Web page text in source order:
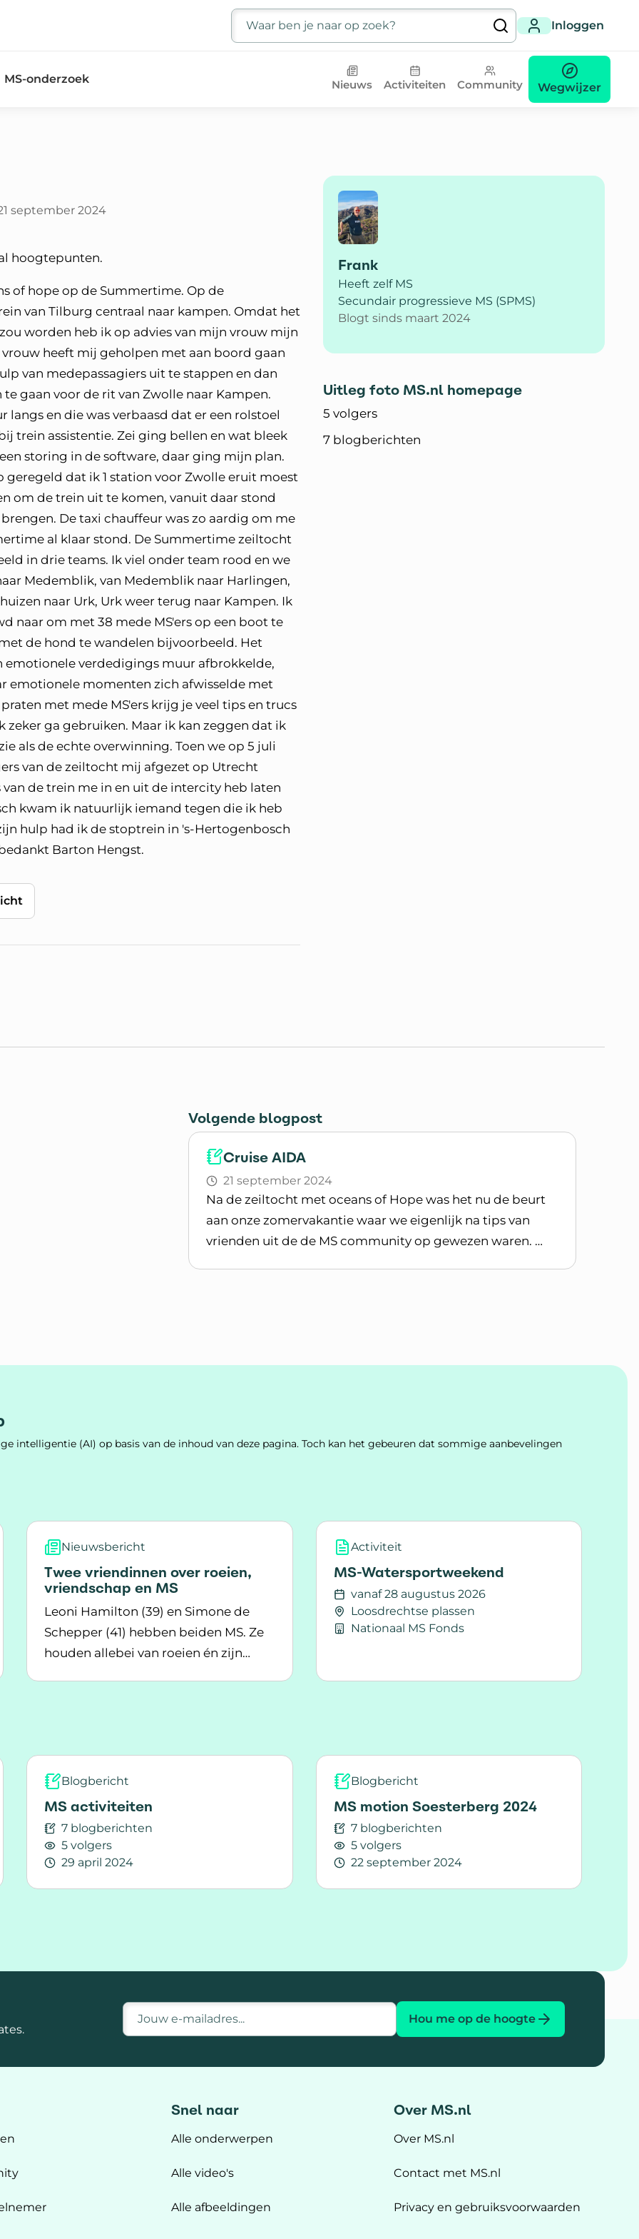
Zoeken
Inloggen
MS-onderzoek Nieuws Activiteiten Community Wegwijzer
september 2024
hoogtepunten.
of hope op de Summertime. Op de
van Tilburg centraal naar kampen. Omdat het
worden heb ik op advies van mijn vrouw mijn
heeft mij geholpen met aan boord gaan
van medepassagiers uit te stappen en dan
gaan voor de rit van Zwolle naar Kampen.
en die was verbaasd dat er een rolstoel
trein assistentie. Zei ging bellen en wat bleek
storing in de software, daar ging mijn plan.
geregeld dat ik 1 station voor Zwolle eruit moest
om de trein uit te komen, vanuit daar stond
De taxi chauffeur was zo aardig om me
al klaar stond. De Summertime zeiltocht
in drie teams. Ik viel onder team rood en we
Medemblik, van Medemblik naar Harlingen,
naar Urk, Urk weer terug naar Kampen. Ik
naar om met 38 mede MS'ers op een boot te
de hond te wandelen bijvoorbeeld. Het
verdedigings muur afbrokkelde,
emotionele momenten zich afwisselde met
met mede MS'ers krijg je veel tips en trucs
ga gebruiken. Maar ik kan zeggen dat ik
als de echte overwinning. Toen we op 5 juli
van de zeiltocht mij afgezet op Utrecht
de trein me in en uit de intercity heb laten
kwam ik natuurlijk iemand tegen die ik heb
hulp had ik de stoptrein in 's-Hertogenbosch
Barton Hengst.
Frank
Heeft zelf MS
Secundair progressieve MS (SPMS)
Blogt sinds maart 2024
Uitleg foto MS.nl homepage
5 volgers
7 blogberichten
Volgende blogpost
Cruise AIDA
21 september 2024
Na de zeiltocht met oceans of Hope was het nu de beurt
aan onze zomervakantie waar we eigenlijk na tips van
vrienden uit de de MS community op gewezen waren. …
intelligentie (AI) op basis van de inhoud van deze pagina. Toch kan het gebeuren dat sommige aanbevelingen
Nieuwsbericht
Twee vriendinnen over roeien,
vriendschap en MS
Leoni Hamilton (39) en Simone de
Schepper (41) hebben beiden MS. Ze
houden allebei van roeien én zijn
Lees meer over Twee vriendinnen over roeien, vriendschap en MS
Activiteit
MS-Watersportweekend
vanaf 28 augustus 2026
Loosdrechtse plassen
Nationaal MS Fonds
Blogbericht
MS activiteiten
7 blogberichten
5 volgers
29 april 2024
Blogbericht
MS motion Soesterberg 2024
7 blogberichten
5 volgers
22 september 2024
Lees meer over MS motion Soesterberg 2024
E-mailadres
Hou me op de hoogte
Snel naar
Alle onderwerpen
Alle video's
Alle afbeeldingen
Over MS.nl
Over MS.nl
Contact met MS.nl
Privacy en gebruiksvoorwaarden